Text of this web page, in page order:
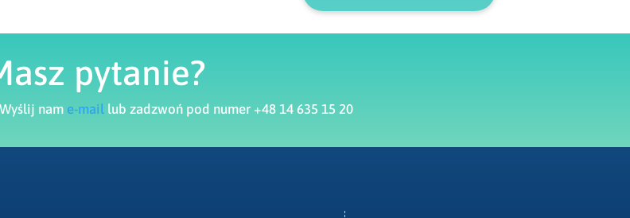
pytanie?
nam e-mail lub zadzwoń pod numer +48 14 635 15 20